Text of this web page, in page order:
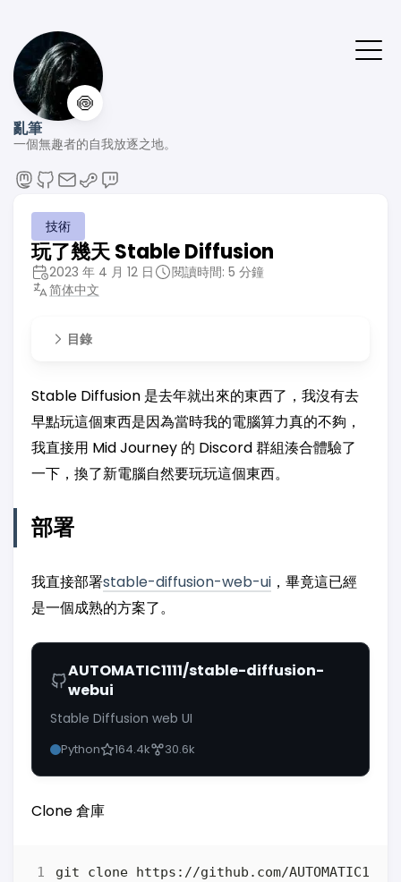
🍥
亂筆
一個無趣者的自我放逐之地。
技術
玩了幾天 Stable Diffusion
2023 年 4 月 12 日
閱讀時間: 5 分鐘
简体中文
目錄
Stable Diffusion 是去年就出來的東西了，我沒有去
早點玩這個東西是因為當時我的電腦算力真的不夠，
我直接用 Mid Journey 的 Discord 群組湊合體驗了
一下，換了新電腦自然要玩玩這個東西。
部署
我直接部署stable-diffusion-web-ui ，畢竟這已經
是一個成熟的方案了。
AUTOMATIC1111/stable-diffusion-
webui
Stable Diffusion web UI
Python 164.4k 30.6k
Clone 倉庫